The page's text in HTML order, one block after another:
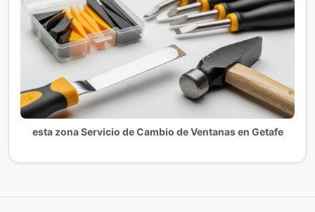
esta zona Servicio de Cambio de Ventanas en Getafe